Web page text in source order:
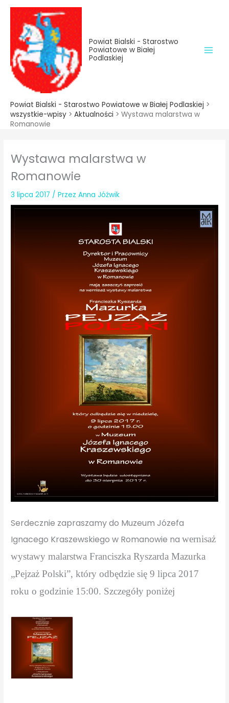
treści
Przejdź
treści
Powiat Bialski - Starostwo
Powiatowe w Białej
Podlaskiej
Powiat Bialski - Starostwo Powiatowe w Białej Podlaskiej >
wszystkie-wpisy > Aktualności > Wystawa malarstwa w
Romanowie
Wystawa malarstwa w
Romanowie
3 lipca 2017 / PrzezAnna Jóźwik
Serdecznie zapraszamy do Muzeum Józefa
Ignacego Kraszewskiego w Romanowie nawernisaż
wystawy malarstwa Franciszka Ryszarda Mazurka
„Pejzaż Polski”, który odbędzie się 9 lipca 2017
roku o godzinie 15:00. Szczegóły poniżej